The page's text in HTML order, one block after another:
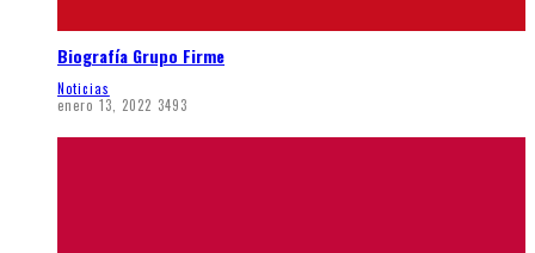
Biografía Grupo Firme
Noticias
enero 13, 2022 3493